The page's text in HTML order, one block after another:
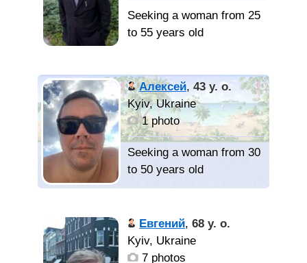
Знакомство только в
Киеве и Киевской
Ищу:
спутницу по жизни👩‍❤️‍👨
Seeking a woman from 25
to 55 years old
Адекватный. Женский
Психолог. Юрист А
остальное при встрече и
по телефону.
девушки для серьезных
отношений и
дальнейшей семейной
Алексей, 43 y. o.
Kyiv, Ukraine
1 photo
Seeking a woman from 30
to 50 years old
женат, интересуюсь
наукой, образованием,
саморазвитием и т. п.
Евгений, 68 y. o.
Kyiv, Ukraine
7 photos